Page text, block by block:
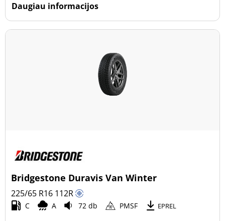
Daugiau informacijos
Bridgestone Duravis Van Winter
225/65 R16 112R
C A 72 db PMSF EPREL